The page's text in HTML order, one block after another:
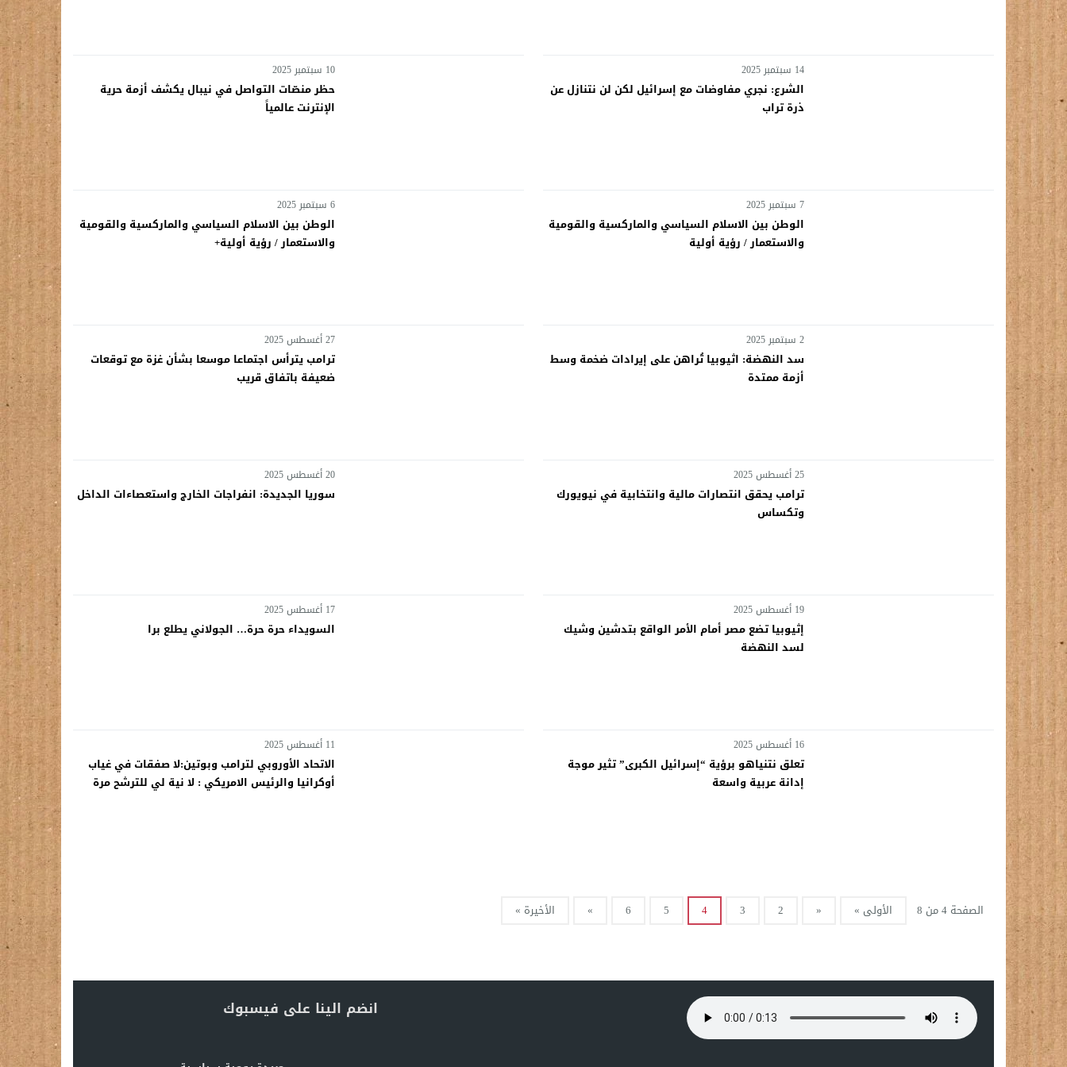
14 سبتمبر 2025
الشرع: نجري مفاوضات مع إسرائيل لكن لن نتنازل عن
ذرة تراب
10 سبتمبر 2025
حظر منصّات التواصل في نيبال يكشف أزمة حرية
الإنترنت عالمياً
7 سبتمبر 2025
الوطن بين الاسلام السياسي والماركسية والقومية
والاستعمار / رؤية أولية
6 سبتمبر 2025
الوطن بين الاسلام السياسي والماركسية والقومية
والاستعمار / رؤية أولية+
2 سبتمبر 2025
سد النهضة: اثيوبيا تُراهن على إيرادات ضخمة وسط
أزمة ممتدة
27 أغسطس 2025
ترامب يترأس اجتماعا موسعا بشأن غزة مع توقعات
ضعيفة باتفاق قريب
25 أغسطس 2025
ترامب يحقق انتصارات مالية وانتخابية في نيويورك
وتكساس
20 أغسطس 2025
سوريا الجديدة: انفراجات الخارج واستعصاءات الداخل
19 أغسطس 2025
إثيوبيا تضع مصر أمام الأمر الواقع بتدشين وشيك
لسد النهضة
17 أغسطس 2025
السويداء حرة حرة… الجولاني يطلع برا
16 أغسطس 2025
تعلق نتنياهو برؤية “إسرائيل الكبرى” تثير موجة
إدانة عربية واسعة
11 أغسطس 2025
الاتحاد الأوروبي لترامب وبوتين:لا صفقات في غياب
أوكرانيا والرئيس الامريكي : لا نية لي للترشح مرة
الصفحة 4 من 8 الأولى » «
2
3
4
5
6
» الأخيرة »
انضم الينا على فيسبوك